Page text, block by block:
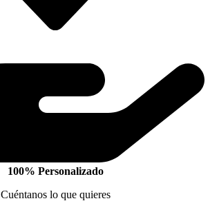
100% Personalizado
Cuéntanos lo que quieres